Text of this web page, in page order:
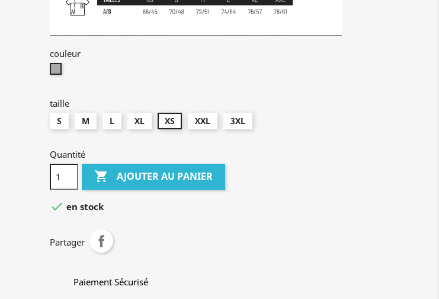
couleur
taille
S M L XL XS XXL 3XL
Quantité
 AJOUTER AU PANIER
 en stock
Partager
Paiement Sécurisé